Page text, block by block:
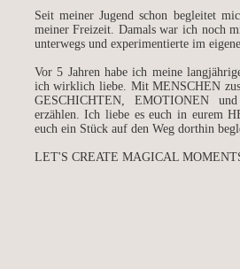
Seit meiner Jugend schon begleitet
meiner Freizeit. Damals war ich noch
unterwegs und experimentierte im
Vor 5 Jahren habe ich meine
ich wirklich liebe. Mit MENSCHEN
GESCHICHTEN, EMOTIONEN
erzählen. Ich liebe es euch in eurem
euch ein Stück auf den Weg dorthin
LET'S CREATE MAGICAL